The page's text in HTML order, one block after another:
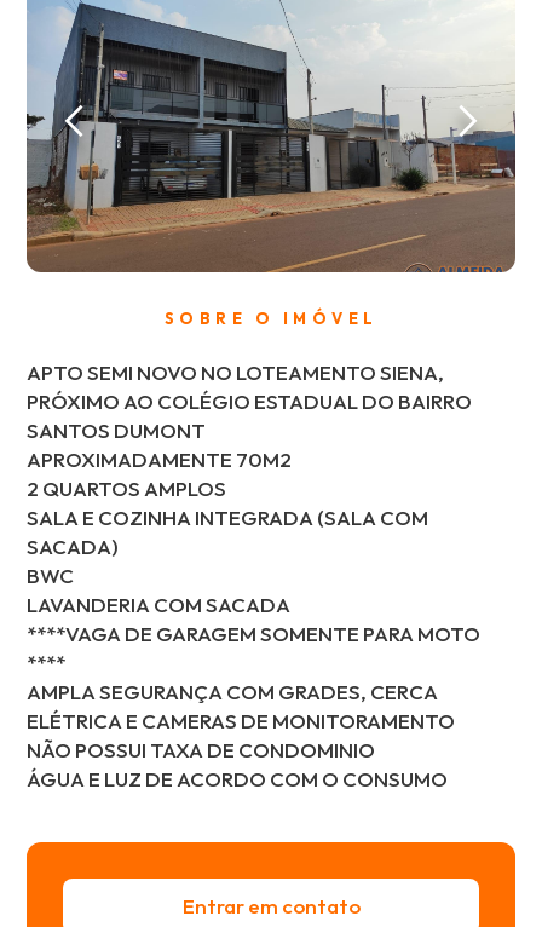
SOBRE O IMÓVEL
APTO SEMI NOVO NO LOTEAMENTO SIENA,
PRÓXIMO AO COLÉGIO ESTADUAL DO BAIRRO
SANTOS DUMONT
APROXIMADAMENTE 70M2
2 QUARTOS AMPLOS
SALA E COZINHA INTEGRADA (SALA COM
SACADA)
BWC
LAVANDERIA COM SACADA
****VAGA DE GARAGEM SOMENTE PARA MOTO
****
AMPLA SEGURANÇA COM GRADES, CERCA
ELÉTRICA E CAMERAS DE MONITORAMENTO
NÃO POSSUI TAXA DE CONDOMINIO
ÁGUA E LUZ DE ACORDO COM O CONSUMO
Entrar em contato